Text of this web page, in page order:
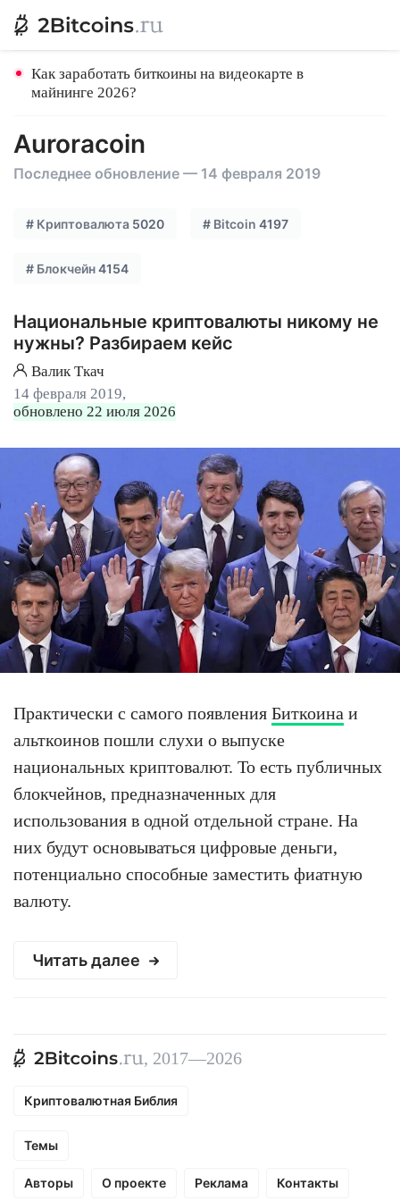
Как заработать биткоины на видеокарте в
майнинге 2026?
Auroracoin
Последнее обновление — 14 февраля 2019
# Криптовалюта 5020 # Bitcoin 4197
# Блокчейн4154
Национальные криптовалюты никому не
нужны? Разбираем кейс
Валик Ткач
14 февраля 2019,
обновлено 22 июля 2026
Практически с самого появления Биткоина и
альткоинов пошли слухи о выпуске
национальных криптовалют. То есть публичных
блокчейнов, предназначенных для
использования в одной отдельной стране. На
них будут основываться цифровые деньги,
потенциально способные заместить фиатную
валюту.
Читать далее
, 2017—2026
Криптовалютная Библия
Темы
Авторы О проекте Реклама Контакты